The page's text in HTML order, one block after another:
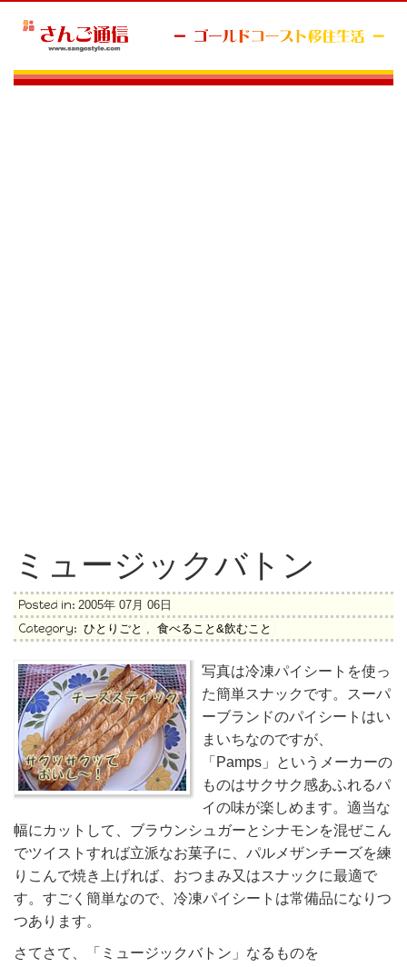
ミュージックバトン
Posted in: 2005年 07月 06日
Category: ひとりごと , 食べること&飲むこと
写真は冷凍パイシートを使っ
た簡単スナックです。スーパ
ーブランドのパイシートはい
まいちなのですが、
「Pamps」というメーカーの
ものはサクサク感あふれるパ
イの味が楽しめます。適当な
幅にカットして、ブラウンシュガーとシナモンを混ぜこん
でツイストすれば立派なお菓子に、パルメザンチーズを練
りこんで焼き上げれば、おつまみ又はスナックに最適で
す。すごく簡単なので、冷凍パイシートは常備品になりつ
つあります。
さてさて、「ミュージックバトン」なるものを